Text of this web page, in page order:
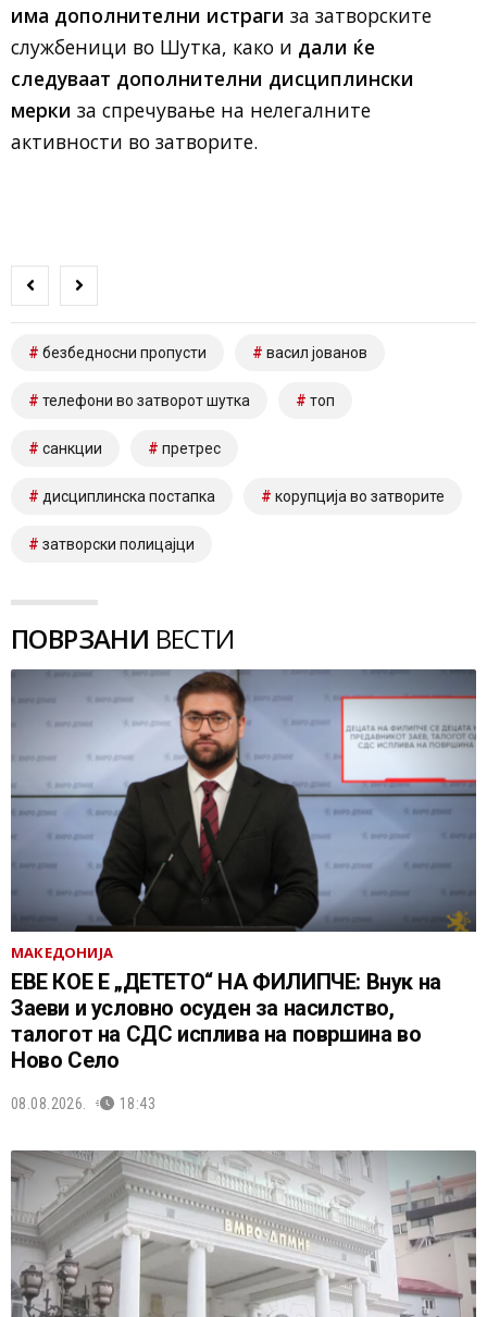
има дополнителни истраги за затворските
службеници во Шутка, како и дали ќе
следуваат дополнителни дисциплински
мерки за спречување на нелегалните
активности во затворите.
безбедносни пропусти васил јованов
телефони во затворот шутка топ
санкции претрес
дисциплинска постапка корупција во затворите
затворски полицајци
ПОВРЗАНИ ВЕСТИ
МАКЕДОНИЈА
ЕВЕ КОЕ Е „ДЕТЕТО“ НА ФИЛИПЧЕ: Внук на
Заеви и условно осуден за насилство,
талогот на СДС исплива на површина во
Ново Село
08.08.2026. 18:43